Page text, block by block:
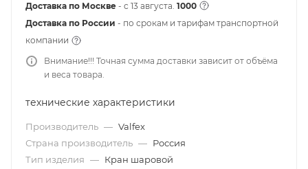
Доставка по Москве - c 13 августа. 1000
Доставка по России - по срокам и тарифам транспортной
компании
Внимание!!! Точная сумма доставки зависит от объёма
и веса товара.
технические характеристики
Производитель — Valfex
Страна производитель — Россия
Тип изделия — Кран шаровой